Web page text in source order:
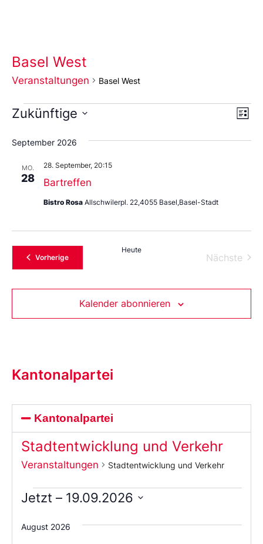
Basel West
Veranstaltungen Basel West
Liste
Zukünftige
Sie
das
aus.
September 2026
MO.
28 Bartreffen
28. September, 20:15
Bistro Rosa Allschwilerpl. 22,4055 Basel,Basel-Stadt
VorherigeVeranstaltungen
Heute
Nächste
Kalender abonnieren
Kantonalpartei
Kantonalpartei
Stadtentwicklung und Verkehr
Veranstaltungen Stadtentwicklung und Verkehr
Jetzt – 19.09.2026
Sie
das
August 2026